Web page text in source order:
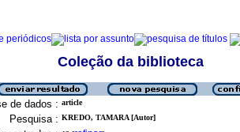
Coleção da biblioteca
de dados : article
Pesquisa : KREDO, TAMARA [Autor]